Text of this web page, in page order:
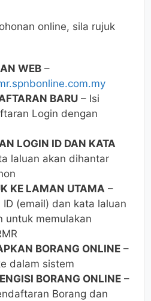
online, sila rujuk
WEB –
BARU – Isi
Login dengan
LOGIN ID DAN KATA
laluan akan dihantar
KE LAMAN UTAMA –
ID (email) dan kata laluan
untuk memulakan
BORANG ONLINE –
dalam sistem
BORANG ONLINE –
Borang dan